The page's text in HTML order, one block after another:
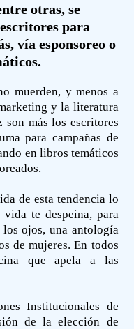
otras, se
para
vía esponsoreo o
muerden, y menos a
y la literatura
son más los escritores
para campañas de
en libros temáticos
de esta tendencia lo
te despeina, para
ojos, una antología
de mujeres. En todos
que apela a las
Institucionales de
de la elección de